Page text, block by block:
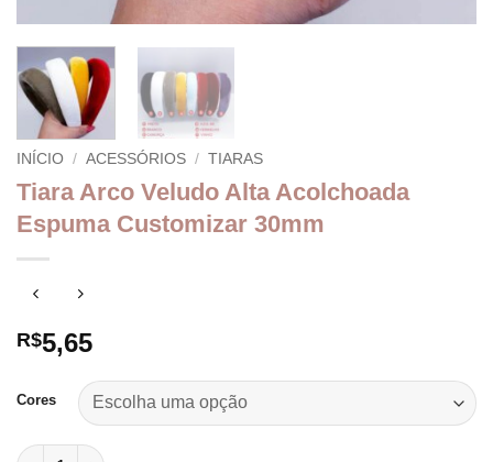
INÍCIO / ACESSÓRIOS / TIARAS
Tiara Arco Veludo Alta Acolchoada
Espuma Customizar 30mm
R$5,65
Cores
Tiara Arco Veludo Alta Acolchoada Espuma Customizar 30mm